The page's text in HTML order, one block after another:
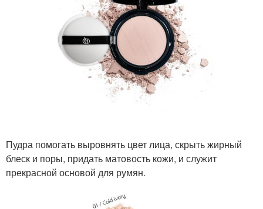
Пудра помогать выровнять цвет лица, скрыть жирный
блеск и поры, придать матовость кожи, и служит
прекрасной основой для румян.